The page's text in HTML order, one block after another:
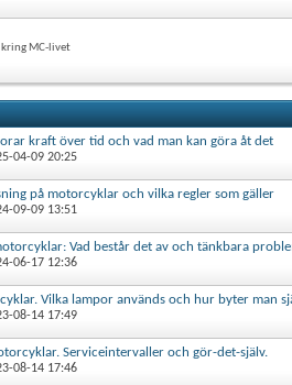
MC-livet
kraft över tid och vad man kan göra åt det
04-09 20:25
på motorcyklar och vilka regler som gäller
09-09 13:51
Vad består det av och tänkbara
06-17 12:36
Vilka lampor används och hur byter man
08-14 17:49
Serviceintervaller och gör-det-själv.
08-14 17:46